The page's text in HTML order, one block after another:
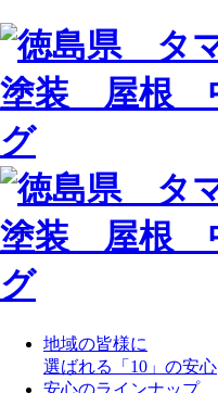
地域の皆様に
選ばれる「10」の安心
安心のラインナップ